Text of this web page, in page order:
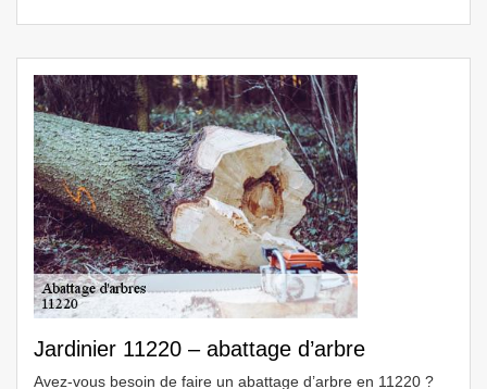
Jardinier 11220 – abattage d’arbre
Avez-vous besoin de faire un abattage d’arbre en 11220 ?